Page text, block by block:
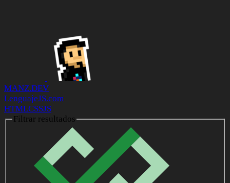
MANZ.DEV
LenguajeJS.com
HTMLCSSJS
Filtrar resultados